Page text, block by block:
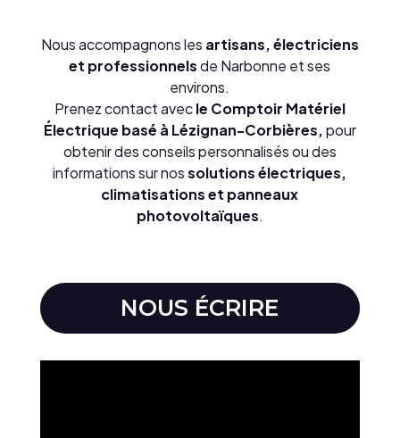
Nous accompagnons les artisans, électriciens
et professionnelsde Narbonne et ses
environs.
Prenez contact avecle Comptoir Matériel
Électrique basé à Lézignan-Corbières,pour
obtenir des conseils personnalisés ou des
informations sur nossolutions électriques,
climatisations et panneaux
photovoltaïques.
NOUS ÉCRIRE